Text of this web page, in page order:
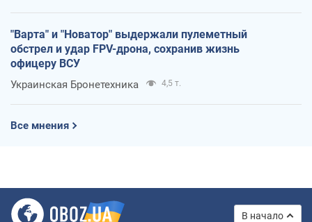
"Варта" и "Новатор" выдержали пулеметный
обстрел и удар FPV-дрона, сохранив жизнь
офицеру ВСУ
Украинская Бронетехника 4,5 т.
Все мнения
В начало